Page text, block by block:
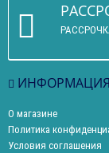
ИНФОРМАЦИЯ
О магазине
Политика
Условия соглашения